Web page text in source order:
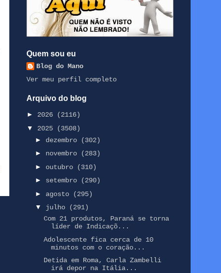
Quem sou eu
Blog do Mano
Ver meu perfil completo
Arquivo do blog
► 2026
(2116)
▼ 2025
(3508)
► dezembro
(302)
► novembro
(283)
► outubro
(310)
► setembro
(290)
► agosto
(295)
▼ julho
(291)
Com 21 produtos, Paraná se torna
líder de Indicaçõ...
Adolescente fica cerca de 10
minutos com o coração...
Detida em Roma, Carla Zambelli
irá depor na Itália...